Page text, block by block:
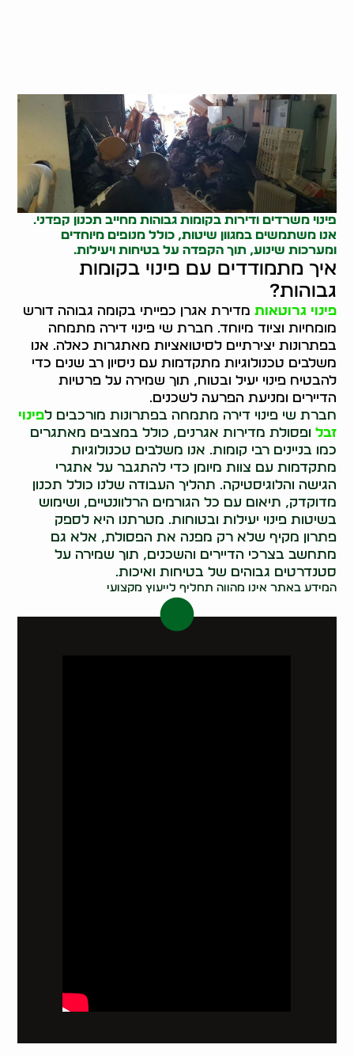
פינוי משרדים ודירות בקומות גבוהות מחייב תכנון קפדני.
אנו משתמשים במגוון שיטות, כולל מנופים מיוחדים
ומערכות שינוע, תוך הקפדה על בטיחות ויעילות.
איך מתמודדים עם פינוי בקומות
גבוהות?
פינוי גרוטאות מדירת אגרן כפייתי בקומה גבוהה דורש
מומחיות וציוד מיוחד. חברת שי פינוי דירה מתמחה
בפתרונות יצירתיים לסיטואציות מאתגרות כאלה. אנו
משלבים טכנולוגיות מתקדמות עם ניסיון רב שנים כדי
להבטיח פינוי יעיל ובטוח, תוך שמירה על פרטיות
הדיירים ומניעת הפרעה לשכנים.
חברת שי פינוי דירה מתמחה בפתרונות מורכבים לפינוי
זבל ופסולת מדירות אגרנים, כולל במצבים מאתגרים
כמו בניינים רבי קומות. אנו משלבים טכנולוגיות
מתקדמות עם צוות מיומן כדי להתגבר על אתגרי
הגישה והלוגיסטיקה. תהליך העבודה שלנו כולל תכנון
מדוקדק, תיאום עם כל הגורמים הרלוונטיים, ושימוש
בשיטות פינוי יעילות ובטוחות. מטרתנו היא לספק
פתרון מקיף שלא רק מפנה את הפסולת, אלא גם
מתחשב בצרכי הדיירים והשכנים, תוך שמירה על
סטנדרטים גבוהים של בטיחות ואיכות.
המידע באתר אינו מהווה תחליף לייעוץ מקצועי